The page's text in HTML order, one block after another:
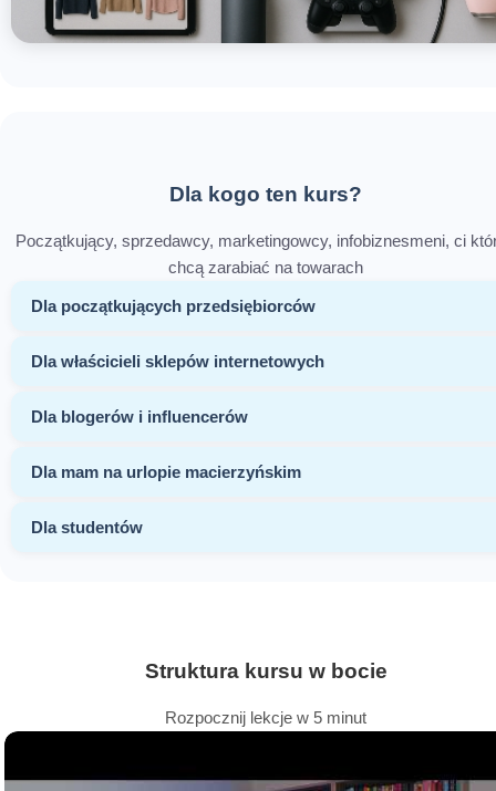
Dla kogo ten kurs?
Początkujący, sprzedawcy, marketingowcy, infobiznesmeni, ci
chcą zarabiać na towarach
Dla początkujących przedsiębiorców
Dla właścicieli sklepów internetowych
Dla blogerów i influencerów
Dla mam na urlopie macierzyńskim
Dla studentów
Struktura kursu w bocie
Rozpocznij lekcje w 5 minut